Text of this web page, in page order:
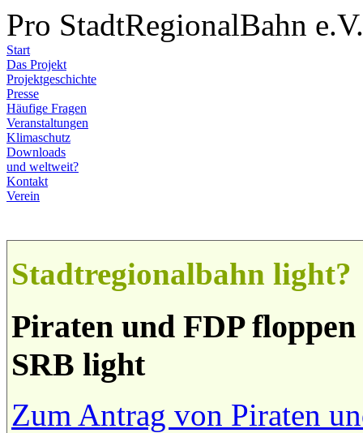
Pro StadtRegionalBahn e.V.
Start
Das Projekt
Projektgeschichte
Presse
Häufige Fragen
Veranstaltungen
Klimaschutz
Downloads
und weltweit?
Kontakt
Verein
Stadtregionalbahn light?
Piraten und FDP
SRB light
Zum Antrag von Piraten